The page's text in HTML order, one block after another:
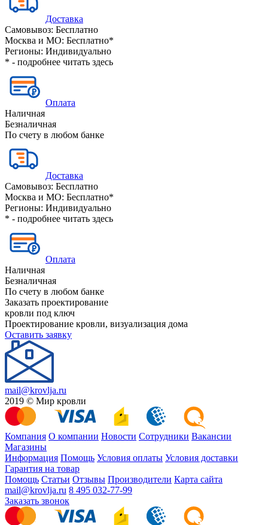
Доставка
Самовывоз: Бесплатно
Москва и МО: Бесплатно*
Регионы: Индивидуально
* - подробнее читать здесь
Оплата
Наличная
Безналичная
По счету в любом банке
Доставка
Самовывоз: Бесплатно
Москва и МО: Бесплатно*
Регионы: Индивидуально
* - подробнее читать здесь
Оплата
Наличная
Безналичная
По счету в любом банке
Заказать проектирование
кровли под ключ
Проектирование кровли, визуализация дома
Оставить заявку
mail@krovlja.ru
2019 © Мир кровли
Компания О компании Новости Сотрудники Вакансии
Магазины
Информация Помощь Условия оплаты Условия доставки
Гарантия на товар
Помощь Статьи Отзывы Производители Карта сайта
mail@krovlja.ru 8 495 032-77-99
Заказать звонок